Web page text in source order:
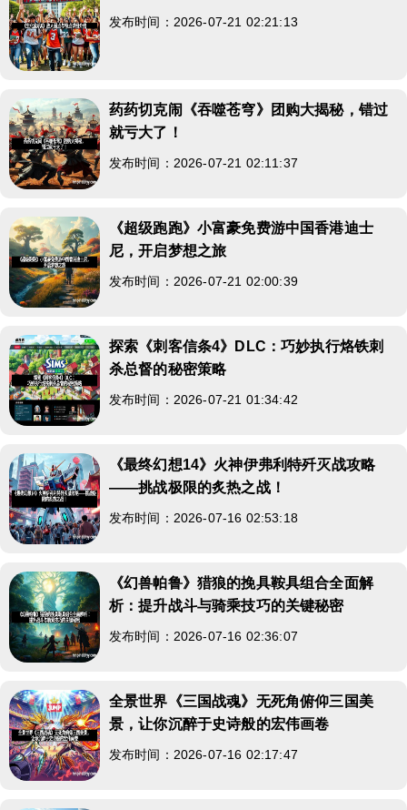
发布时间：2026-07-21 02:21:13
药药切克闹《吞噬苍穹》团购大揭秘，错过
就亏大了！
发布时间：2026-07-21 02:11:37
《超级跑跑》小富豪免费游中国香港迪士
尼，开启梦想之旅
发布时间：2026-07-21 02:00:39
探索《刺客信条4》DLC：巧妙执行烙铁刺
杀总督的秘密策略
发布时间：2026-07-21 01:34:42
《最终幻想14》火神伊弗利特歼灭战攻略
——挑战极限的炙热之战！
发布时间：2026-07-16 02:53:18
《幻兽帕鲁》猎狼的挽具鞍具组合全面解
析：提升战斗与骑乘技巧的关键秘密
发布时间：2026-07-16 02:36:07
全景世界《三国战魂》无死角俯仰三国美
景，让你沉醉于史诗般的宏伟画卷
发布时间：2026-07-16 02:17:47